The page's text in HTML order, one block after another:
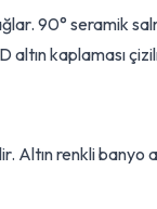
90° seramik
altın kaplaması
Altın renkli